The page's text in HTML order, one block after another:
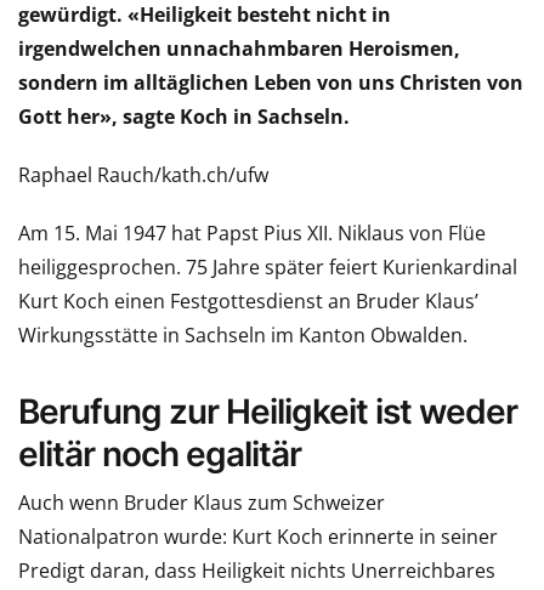
gewürdigt. «Heiligkeit besteht nicht in
irgendwelchen unnachahmbaren Heroismen,
sondern im alltäglichen Leben von uns Christen von
Gott her», sagte Koch in Sachseln.
Raphael Rauch/kath.ch/ufw
Am 15. Mai 1947 hat Papst Pius XII. Niklaus von Flüe
heiliggesprochen. 75 Jahre später feiert Kurienkardinal
Kurt Koch einen Festgottesdienst an Bruder Klaus’
Wirkungsstätte in Sachseln im Kanton Obwalden.
Berufung zur Heiligkeit ist weder
elitär noch egalitär
Auch wenn Bruder Klaus zum Schweizer
Nationalpatron wurde: Kurt Koch erinnerte in seiner
Predigt daran, dass Heiligkeit nichts Unerreichbares